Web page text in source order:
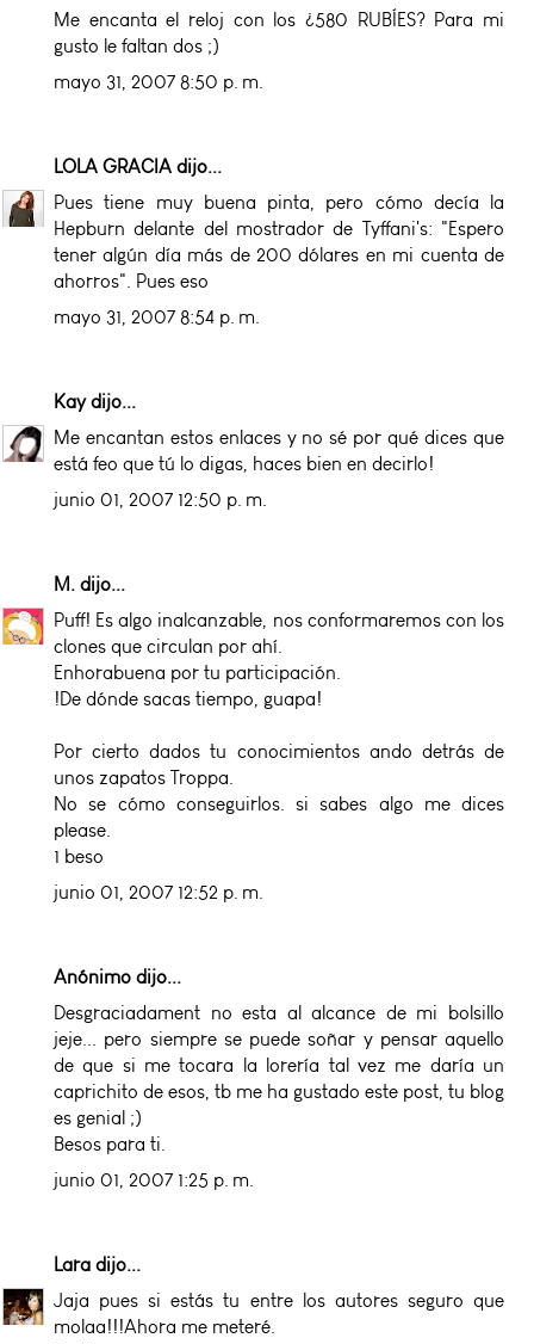
Me encanta el reloj con los ¿580 RUBÍES? Para mi
gusto le faltan dos ;)
mayo 31, 2007 8:50 p. m.
LOLA GRACIA dijo...
Pues tiene muy buena pinta, pero cómo decía la
Hepburn delante del mostrador de Tyffani's: "Espero
tener algún día más de 200 dólares en mi cuenta de
ahorros". Pues eso
mayo 31, 2007 8:54 p. m.
Kaydijo...
Me encantan estos enlaces y no sé por qué dices que
está feo que tú lo digas, haces bien en decirlo!
junio 01, 2007 12:50 p. m.
M. dijo...
Puff! Es algo inalcanzable, nos conformaremos con los
clones que circulan por ahí.
Enhorabuena por tu participación.
!De dónde sacas tiempo, guapa!
Por cierto dados tu conocimientos ando detrás de
unos zapatos Troppa.
No se cómo conseguirlos. si sabes algo me dices
please.
1 beso
junio 01, 2007 12:52 p. m.
Anónimo dijo...
Desgraciadament no esta al alcance de mi bolsillo
jeje... pero siempre se puede soñar y pensar aquello
de que si me tocara la lorería tal vez me daría un
caprichito de esos, tb me ha gustado este post, tu blog
es genial ;)
Besos para ti.
junio 01, 2007 1:25 p. m.
Lara dijo...
Jaja pues si estás tu entre los autores seguro que
molaa!!!Ahora me meteré.